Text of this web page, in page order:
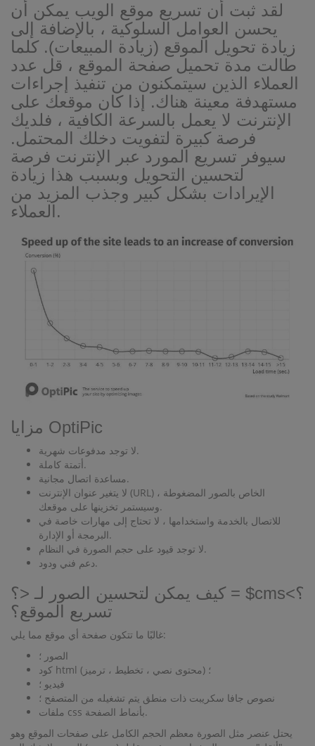
لقد ثبت أن تسريع موقع الويب يمكن أن
يحسن العوامل السلوكية ، بالإضافة إلى
زيادة تحويل الموقع (زيادة المبيعات). كلما
طالت مدة تحميل صفحة الموقع ، قل عدد
العملاء الذين سيتمكنون من تنفيذ إجراءات
مستهدفة معينة هناك. إذا كان موقعك على
الإنترنت لا يعمل بالسرعة الكافية ، فلديك
فرصة كبيرة لتفويت دخلك المحتمل.
سيوفر تسريع المورد عبر الإنترنت فرصة
لتحسين التحويل وبسبب هذا زيادة
الإيرادات بشكل كبير وجذب المزيد من
العملاء.
مزايا OptiPic
لا توجد مدفوعات شهرية.
أتمتة كاملة.
مساعدة اتصال مجانية.
لا يتغير عنوان الإنترنت (URL) الخاص بالصور المضغوطة ،
وسيستمر تخزينها على موقعك.
للاتصال بالخدمة واستخدامها ، لا تحتاج إلى مهارات خاصة في
البرمجة أو الإدارة.
لا توجد قيود على حجم الصورة في النظام.
دعم فني ودود.
كيف يمكن لتحسين الصور لـ <؟ = $cms؟>
تسريع الموقع؟
غالبًا ما تتكون صفحة أي موقع مما يلي:
الصور ؛
كود html (محتوى نصي ، تخطيط ، ترميز) ؛
فيديو ؛
نصوص جافا سكريبت ذات منطق يتم تشغيله من المتصفح ؛
ملفات css بأنماط الصفحة.
يحتل عنصر مثل الصورة معظم الحجم الكامل على صفحات الموقع وهو